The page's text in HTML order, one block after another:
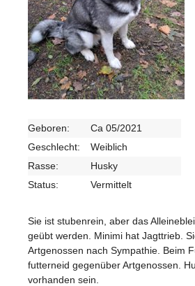
Geboren:
Ca 05/2021
Geschlecht:
Weiblich
Rasse:
Husky
Status:
Vermittelt
Sie ist stubenrein, aber das
geübt werden. Minimi hat Jagttrieb.
Artgenossen nach Sympathie. Beim
futterneid gegenüber Artgenossen.
vorhanden sein.